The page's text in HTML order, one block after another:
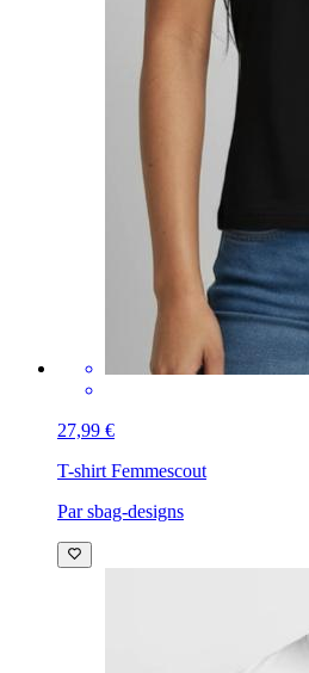
27,99 €
T-shirt Femmescout
Par sbag-designs